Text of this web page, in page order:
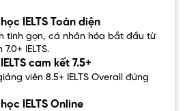
IELTS Toàn diện
tinh gọn, cá nhân hóa bắt đầu từ
7.0+ IELTS.
cam kết 7.5+
viên 8.5+ IELTS Overall đứng
IELTS Online